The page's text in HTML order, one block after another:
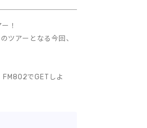
！
ツアーとなる今回、
でGETしよ